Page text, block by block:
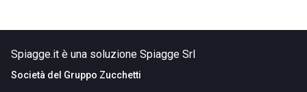
Spiagge.it è una soluzione Spiagge Srl
Società del Gruppo Zucchetti